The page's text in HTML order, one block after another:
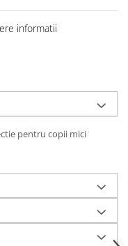
informatii
pentru copii mici